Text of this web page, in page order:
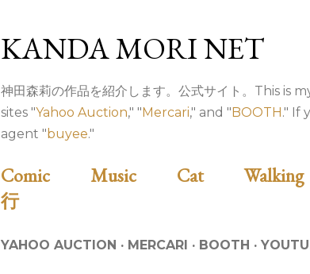
KANDA MORI NET
神田森莉の作品を紹介します。公式サイト。This
sites "Yahoo Auction," "Mercari," and "BOOTH." If
agent "buyee."
Comic Music Cat
行
YAHOO AUCTION MERCARI BOOTH